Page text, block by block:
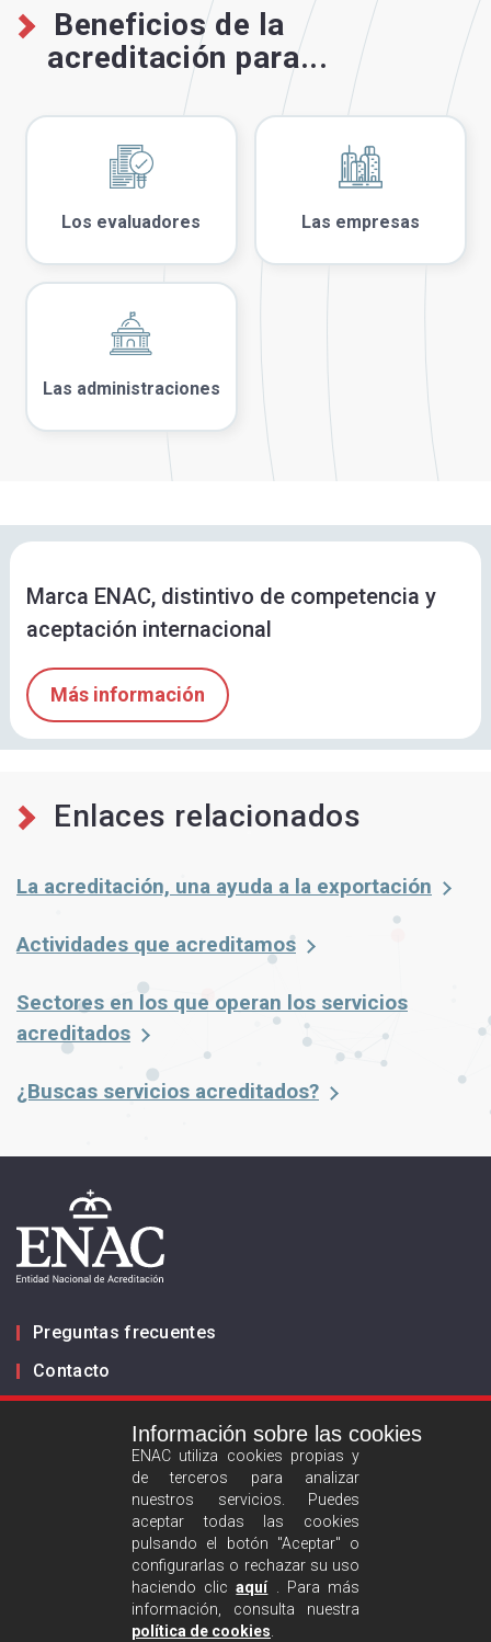
Beneficios de la
acreditación para...
Los evaluadores Las empresas
Las administraciones
Marca ENAC, distintivo de competencia y
aceptación internacional
Más información
Enlaces relacionados
La acreditación, una ayuda a la exportación
Actividades que acreditamos
Sectores en los que operan los servicios
acreditados
¿Buscas servicios acreditados?
Preguntas frecuentes
Contacto
Política de privacidad
Política de cookies
Información sobre las cookies
ENAC utiliza cookies propias y
de terceros para analizar
nuestros servicios. Puedes
aceptar todas las cookies
pulsando el botón "Aceptar" o
configurarlas o rechazar su uso
haciendo clicaquí. Para más
información, consulta nuestra
política de cookies